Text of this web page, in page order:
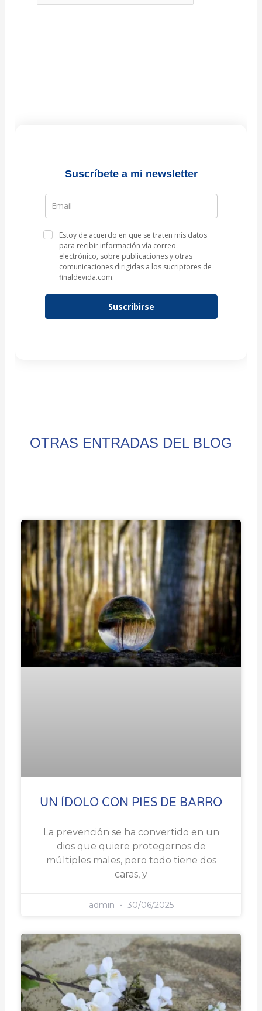
Suscríbete a mi newsletter
Estoy de acuerdo en que se traten mis datos
para recibir información vía correo
electrónico, sobre publicaciones y otras
comunicaciones dirigidas a los sucriptores de
finaldevida.com.
Suscribirse
OTRAS ENTRADAS DEL BLOG
UN ÍDOLO CON PIES DE BARRO
La prevención se ha convertido en un
dios que quiere protegernos de
múltiples males, pero todo tiene dos
caras, y
admin 30/06/2025